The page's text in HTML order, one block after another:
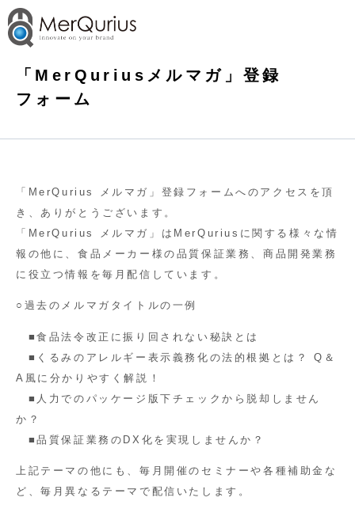
「MerQuriusメルマガ」登録
フォーム
「 MerQurius
メルマガ」登録フォームへのアクセスを頂
き、ありがとうございます。
「 MerQurius メルマガ」は MerQurius に関する様々な情
報の他に、 食品メーカー様の品質保証業務、商品開発業務
に役立つ情報を毎月配信しています。
○過去のメルマガタイトルの一例
■食品法令改正に振り回されない秘訣とは
■くるみのアレルギー表示義務化の法的根拠とは？ Q ＆
A 風に分かりやすく解説！
■人力でのパッケージ版下チェックから脱却しません
か？
■品質保証業務の DX 化を実現しませんか？
上記テーマの他にも、毎月開催のセミナーや各種補助金な
ど、毎月異なるテーマで配信いたします。